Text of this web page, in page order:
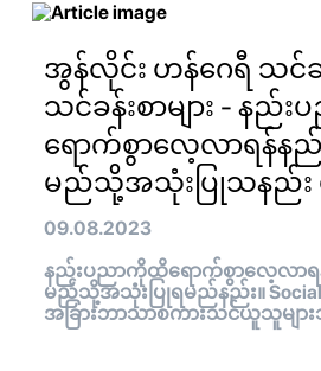
အွန်လိုင်း ဟန်ဂေရီ သင်ခန်
သင်ခန်းစာများ - နည်
ရောက်စွာလေ့လာရန်န
မည်သို့အသုံးပြုသနည်း
09.08.2023
နည်းပညာကိုထိရောက်စွာလေ့လာ
မည်သို့အသုံးပြုရမည်နည်း။ Social
အခြားဘာသာစကားသင်ယူသူမျ